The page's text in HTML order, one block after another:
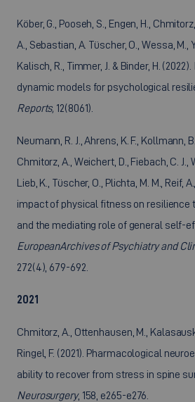
Köber, G., Pooseh, S., Engen, H.,
A., Sebastian, A. Tüscher, O., Wessa, M.,
Kalisch, R., Timmer, J. & Binder, H.
dynamic models for psychological
Reports, 12(8061).
Neumann, R. J., Ahrens, K. F., Kollmann,
Chmitorz, A., Weichert, D., Fiebach, C. J.,
Lieb, K., Tüscher, O., Plichta, M. M., Reif,
impact of physical fitness on resilience
and the mediating role of general self-
EuropeanArchives of Psychiatry and
272(4), 679-692.
2021
Chmitorz, A., Ottenhausen, M.,
Ringel, F. (2021). Pharmacological
ability to recover from stress in spine
Neurosurgery, 158, e265-e276.